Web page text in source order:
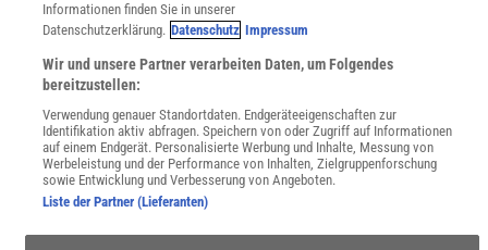
Uns finden Sie auch hier:
Informationen finden Sie in unserer
Datenschutzerklärung. Datenschutz Impressum
Wir und unsere Partner verarbeiten Daten, um Folgendes
bereitzustellen:
Verwendung genauer Standortdaten. Endgeräteeigenschaften zur
Identifikation aktiv abfragen. Speichern von oder Zugriff auf Informationen
auf einem Endgerät. Personalisierte Werbung und Inhalte, Messung von
Werbeleistung und der Performance von Inhalten, Zielgruppenforschung
sowie Entwicklung und Verbesserung von Angeboten.
Liste der Partner (Lieferanten)